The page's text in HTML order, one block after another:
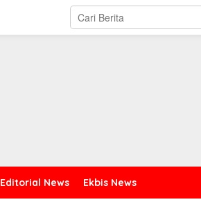
Editorial News Ekbis News